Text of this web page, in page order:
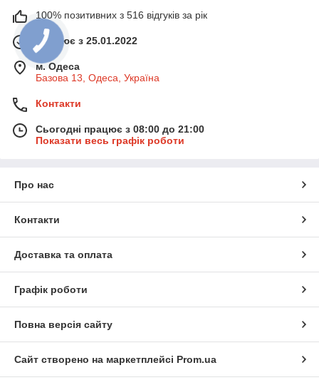
100% позитивних з 516 відгуків за рік
Працює з 25.01.2022
м. Одеса
Базова 13, Одеса, Україна
Контакти
Сьогодні працює з 08:00 до 21:00
Показати весь графік роботи
Про нас
Контакти
Доставка та оплата
Графік роботи
Повна версія сайту
Сайт створено на маркетплейсі Prom.ua